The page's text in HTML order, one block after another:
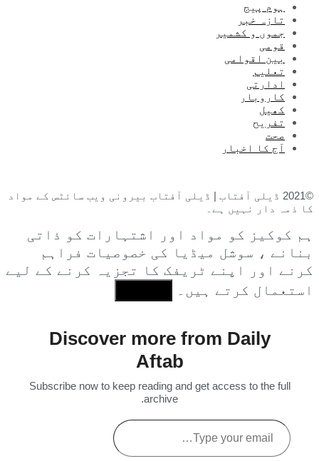
ہوم پیج
تازہ خبر
جموں و کشمیر
قومی
بین اقوامی
تعلیم
ادارتی
کاروبار
کھیل
تفریح
صحت
آج کا اخبار
©2021 ڈیلی آفتاب | ڈیلی آفتاب بیرونی ویب سائٹس کے مواد
کا ذمہ دار نہیں ہے۔
ہم کوکیز کو مواد اور اشتہارات کو ذاتی
بنانے ، سوشل میڈیا کی خصوصیات فراہم
کرنے اور اپنے ٹریفک کا تجزیہ کرنے کے لیے
استعمال کرتے ہیں۔
Discover more from Daily
Aftab
Subscribe now to keep reading and get access to the full
archive.
Type
your